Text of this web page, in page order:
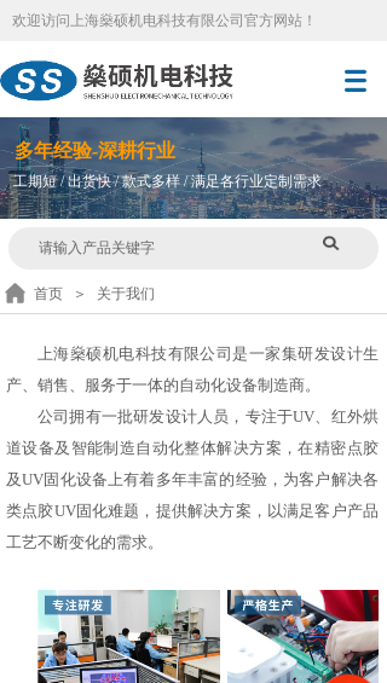
欢迎访问 上海燊硕机电科技有限公司官方网站 ！
多年经验-深耕行业
工期短 / 出货快 / 款式多样 / 满足各行业定制需求
首页 ＞ 关于我们
上海燊硕机电科技有限公司是一家集研发设计生
产、销售、服务于一体的自动化设备制造商。
公司拥有一批研发设计人员，专注于UV、红外烘
道设备及智能制造自动化整体解决方案，在精密点胶
及UV固化设备上有着多年丰富的经验，为客户解决各
类点胶UV固化难题，提供解决方案，以满足客户产品
工艺不断变化的需求。